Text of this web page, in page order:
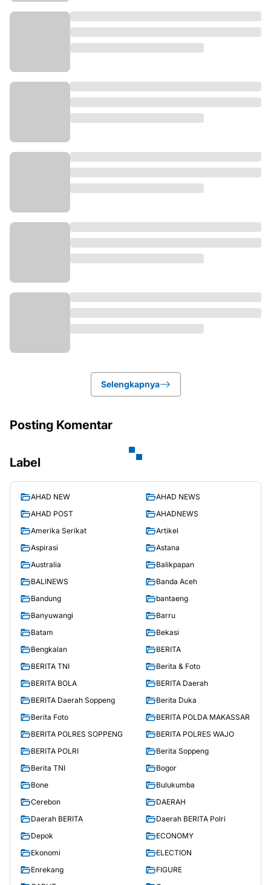
Selengkapnya
Posting Komentar
Label
AHAD NEW
AHAD NEWS
AHAD POST
AHADNEWS
Amerika Serikat
Artikel
Aspirasi
Astana
Australia
Balikpapan
BALINEWS
Banda Aceh
Bandung
bantaeng
Banyuwangi
Barru
Batam
Bekasi
Bengkalan
BERITA
BERITA TNI
Berita & Foto
BERITA BOLA
BERITA Daerah
BERITA Daerah Soppeng
Berita Duka
Berita Foto
BERITA POLDA MAKASSAR
BERITA POLRES SOPPENG
BERITA POLRES WAJO
BERITA POLRI
Berita Soppeng
Berita TNI
Bogor
Bone
Bulukumba
Cerebon
DAERAH
Daerah BERITA
Daerah BERITA Polri
Depok
ECONOMY
Ekonomi
ELECTION
Enrekang
FIGURE